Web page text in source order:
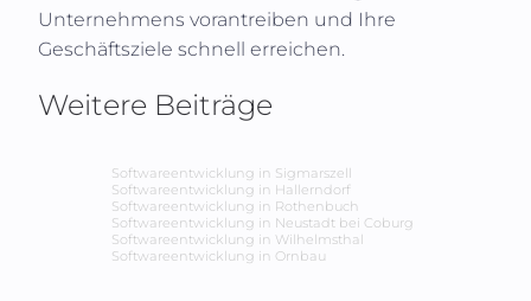
Unternehmens vorantreiben und Ihre
Geschäftsziele schnell erreichen.
Weitere Beiträge
Softwareentwicklung in Sigmarszell
Softwareentwicklung in Hallerndorf
Softwareentwicklung in Rothenbuch
Softwareentwicklung in Neustadt bei Coburg
Softwareentwicklung in Wilhelmsthal
Softwareentwicklung in Ornbau